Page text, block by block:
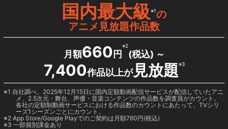
国内最大級※1の
アニメ見放題作品数
月額660 円
※2
(税込) ～
7,400作品以上が見放題※3
1 自社調べ。2025年12月15日に国内定額動画配信サービスが配信していたアニ
メ、2.5次元・舞台、声優・音楽コンテンツの作品数を調査員がカウント。
各社の定額制動画サービスにおける作品数のカウントにあたって、TVシリ
ーズ1シーズンごとにカウント。
2 App Store/Google Playでのご契約は月額760円(税込)
3 一部個別課金あり